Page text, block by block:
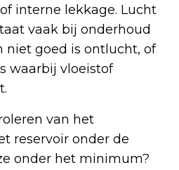
interne lekkage. Lucht
vaak bij onderhoud
niet goed is ontlucht, of
waarbij vloeistof
van het
reservoir onder de
onder het minimum?